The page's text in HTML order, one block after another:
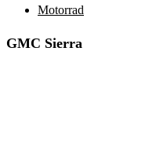
Motorrad
GMC Sierra